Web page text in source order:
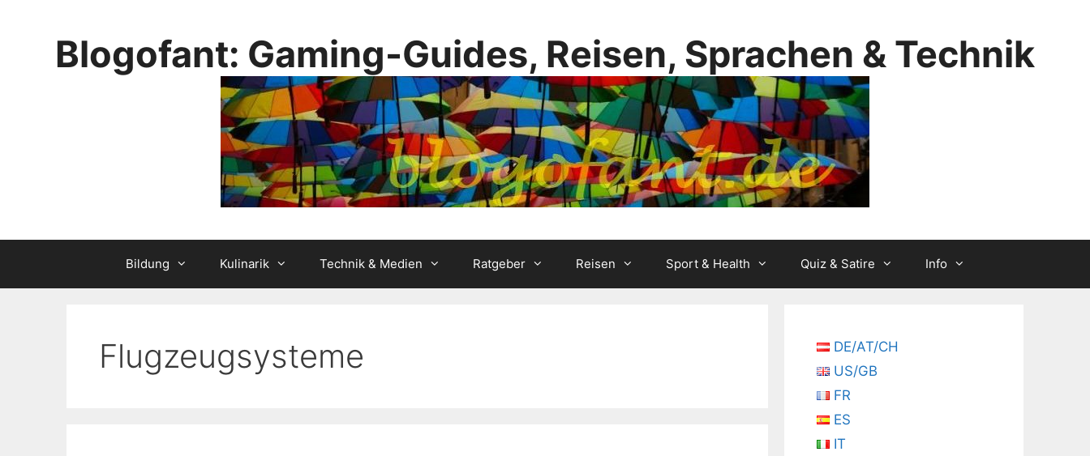
Blogofant: Gaming-Guides, Reisen, Sprachen & Technik
Bildung Kulinarik Technik & Medien Ratgeber Reisen Sport & Health Quiz & Satire Info
Flugzeugsysteme
DE/AT/CH
US/GB
FR
ES
IT